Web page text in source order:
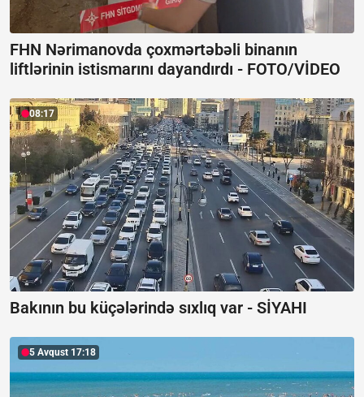
FHN Nərimanovda çoxmərtəbəli binanın
liftlərinin istismarını dayandırdı - FOTO/VİDEO
08:17
Bakının bu küçələrində sıxlıq var - SİYAHI
5 Avqust 17:18